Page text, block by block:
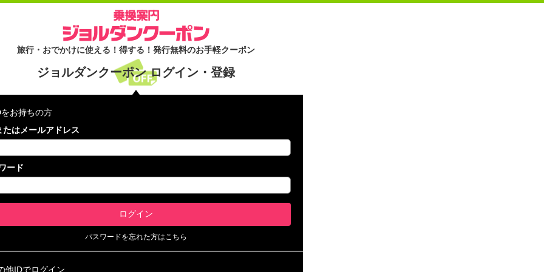
旅行・おでかけに使える！得する！発行無料のお手軽クーポン
ジョルダンクーポン ログイン・登録
お持ちの方
たはメールアドレス
ード
パスワードを忘れた方はこちら
他IDでログイン